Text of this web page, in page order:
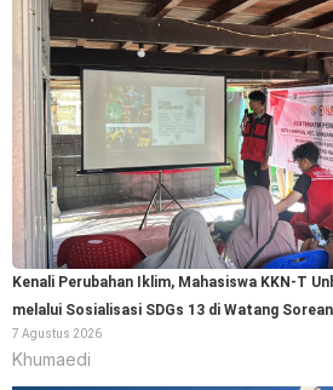
Kenali Perubahan Iklim, Mahasiswa KKN-T
melalui Sosialisasi SDGs 13 di Watang
7 Agustus 2026
Khumaedi